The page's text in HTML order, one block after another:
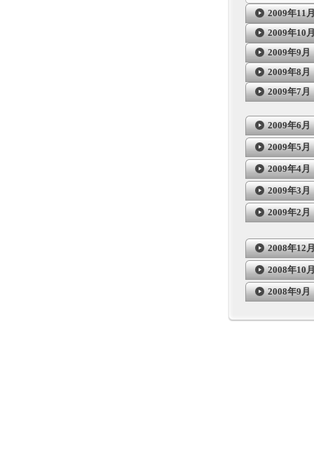
2009年11
2009年10
2009年9月
2009年8月
2009年7月
2009年6月
2009年5月
2009年4月
2009年3月
2009年2月
2008年12
2008年10
2008年9月